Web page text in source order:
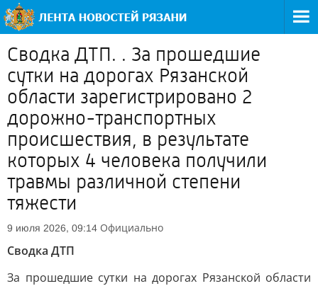
Сводка ДТП. . За прошедшие
сутки на дорогах Рязанской
области зарегистрировано 2
дорожно-транспортных
происшествия, в результате
которых 4 человека получили
травмы различной степени
тяжести
9 июля 2026, 09:14 Официально
Сводка ДТП
За прошедшие сутки на дорогах Рязанской области